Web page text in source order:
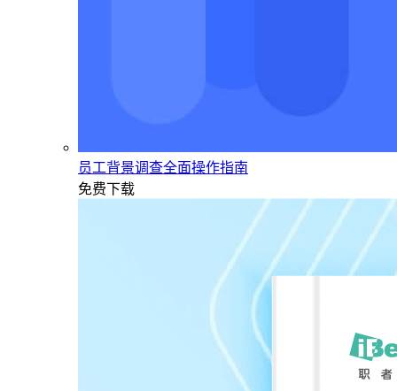
员工背景调查全面操作指南
免费下载